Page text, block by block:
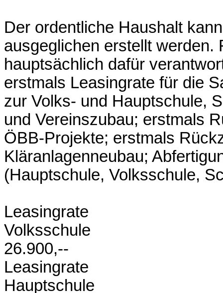
Der ordentliche Haushalt
ausgeglichen erstellt werden.
hauptsächlich dafür
erstmals Leasingrate für die
zur Volks- und Hauptschule,
und Vereinszubau; erstmals
ÖBB-Projekte; erstmals
Kläranlagenneubau;
(Hauptschule, Volksschule,
Leasingrate
26.900,--
Leasingrate